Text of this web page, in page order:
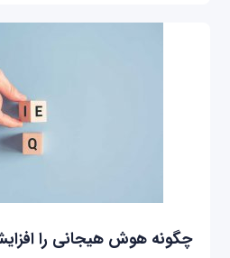
چگونه هوش هیجانی را